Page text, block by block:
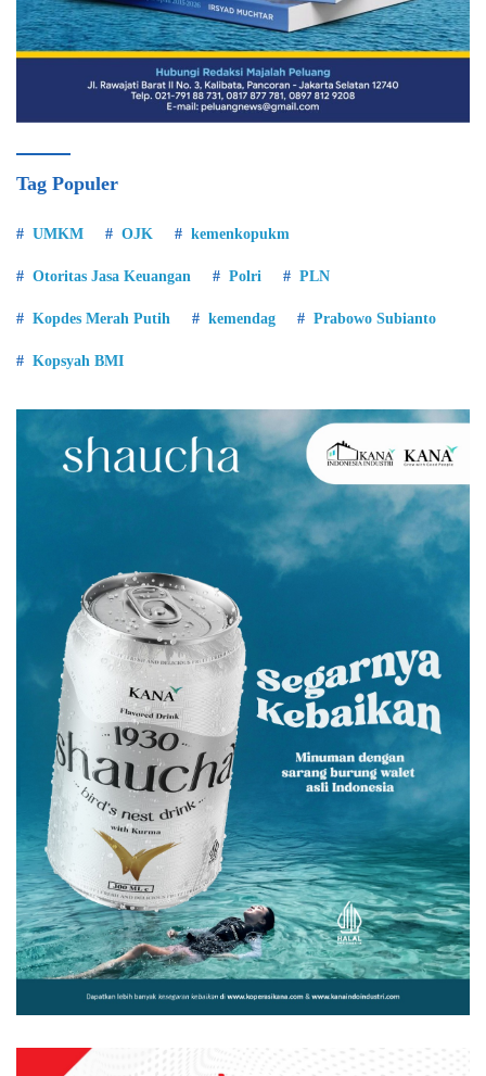
Tag Populer
UMKM OJK kemenkopukm
Otoritas Jasa Keuangan Polri PLN
Kopdes Merah Putih kemendag Prabowo Subianto
Kopsyah BMI